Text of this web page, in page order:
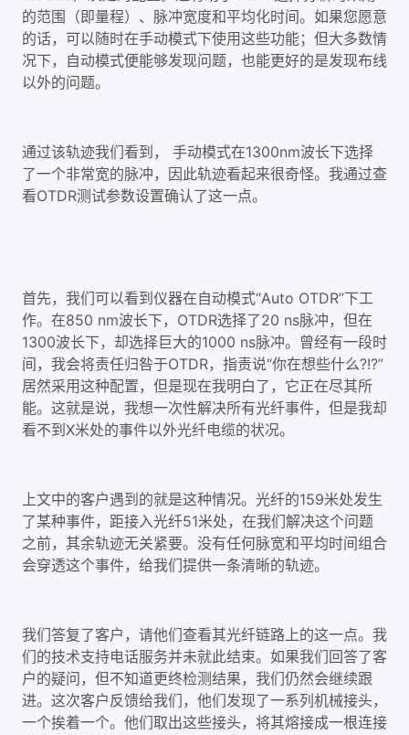
的范围（即量程）、脉冲宽度和平均化时间。如果您愿意
的话，可以随时在手动模式下使用这些功能；但大多数情
况下，自动模式便能够发现问题，也能更好的是发现布线
以外的问题。
通过该轨迹我们看到， 手动模式在1300nm波长下选择
了一个非常宽的脉冲，因此轨迹看起来很奇怪。我通过查
看OTDR测试参数设置确认了这一点。
首先，我们可以看到仪器在自动模式“Auto OTDR”下工
作。在850 nm波长下，OTDR选择了20 ns脉冲，但在
1300波长下，却选择巨大的1000 ns脉冲。曾经有一段时
间，我会将责任归咎于OTDR，指责说“你在想些什么?!?”
居然采用这种配置，但是现在我明白了，它正在尽其所
能。这就是说，我想一次性解决所有光纤事件，但是我却
看不到X米处的事件以外光纤电缆的状况。
上文中的客户遇到的就是这种情况。光纤的159米处发生
了某种事件，距接入光纤51米处，在我们解决这个问题
之前，其余轨迹无关紧要。没有任何脉宽和平均时间组合
会穿透这个事件，给我们提供一条清晰的轨迹。
我们答复了客户，请他们查看其光纤链路上的这一点。我
们的技术支持电话服务并未就此结束。如果我们回答了客
户的疑问，但不知道更终检测结果，我们仍然会继续跟
进。这次客户反馈给我们，他们发现了一系列机械接头，
一个挨着一个。他们取出这些接头，将其熔接成一根连接